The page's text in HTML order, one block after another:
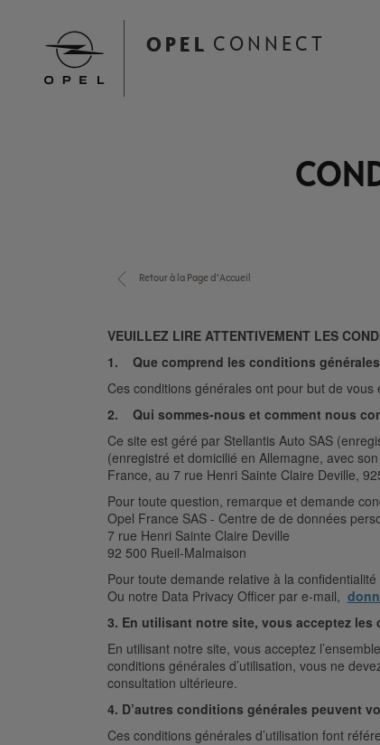
OPEL CONNECT
Retour à la Page d'Accueil
VEUILLEZ LIRE ATTENTIVEMENT LES
1. Que comprend les conditions
Ces conditions générales ont pour but de
2. Qui sommes-nous et comment nous
Ce site est géré par Stellantis Auto SAS
(enregistré et domicilié en Allemagne, avec
France, au 7 rue Henri Sainte Claire Deville,
Pour toute question, remarque et demande
Opel France SAS - Centre de de données
7 rue Henri Sainte Claire Deville
92 500 Rueil-Malmaison
Pour toute demande relative à la
Ou notre Data Privacy Officer par e-mail,
3. En utilisant notre site, vous acceptez
En utilisant notre site, vous acceptez
conditions générales d’utilisation, vous ne
consultation ultérieure.
4. D’autres conditions générales peuvent
Ces conditions générales d’utilisation font